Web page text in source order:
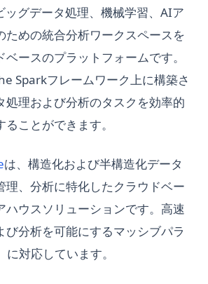
an App?
from User Conversations? Unraveling
Memory
3.5 Powered Real-time
Tool
3.5 を利用したリアルタイムコミュニケ
Gen Tool for Natural Language
Open-source Finance with Data-
キスト: インサイトをはっきり示す
ォーマッター: 読みやすいスケールを作
による時系列プロットの作成方法
ンタラクティブプロットの作り方
数の折れ線グラフを素早く作成する方
ョンチュートリアル-見事なビジュアライ
ートを活用し、より魅力的なデータ可視
ァイルに保存：最も簡単な方法
SQL-Style Joins Done Right
：SQL風ジョインを正しく使う
Complete Guide to Merging
でDataFrameを結合する完全ガイド
層型インデックス徹底ガイド
Summarize and Reshape Data Like
Reshape Data the Right Way
データを正しく整形する
列を削除する方法
行と列を追加する方法：append関数を
インデックスの理解 | Python
CSVにエクスポートする方法
を結合する方法を紹介！
のための究極のPythonライブラリ
：形状・バイアス・実例
Python Language Server Extension
Code用の究極のPython言語サーバー
目とテーマを簡単に変更する方法
トについて知っておくべきすべて
トの構築：クイックスタート
プロード：Pythonでのファイルのアッ
タリング
And Tutorials to Get Started
使うための完全ガイド
with Firebase and Streamlit?
in a new tab)
ッグデータ処理、機械学習、AIア
ための統合分析ワークスペースを
ースのプラットフォームです。
Sparkフレームワーク上に構築さ
処理および分析のタスクを効率的
ことができます。
(opens in a new tab)
は、構造化および半構造化データ
理、分析に特化したクラウドベー
ハウスソリューションです。高速
び分析を可能にするマッシブパラ
対応しています。